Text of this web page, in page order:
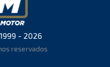
- 2026
reservados